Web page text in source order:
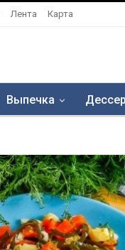
Лента Карта
Выпечка